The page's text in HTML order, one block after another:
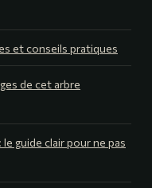
et conseils pratiques
de cet arbre
guide clair pour ne pas